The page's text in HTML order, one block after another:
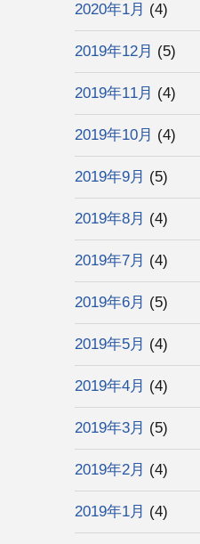
2020年1月 (4)
2019年12月 (5)
2019年11月 (4)
2019年10月 (4)
2019年9月 (5)
2019年8月 (4)
2019年7月 (4)
2019年6月 (5)
2019年5月 (4)
2019年4月 (4)
2019年3月 (5)
2019年2月 (4)
2019年1月 (4)